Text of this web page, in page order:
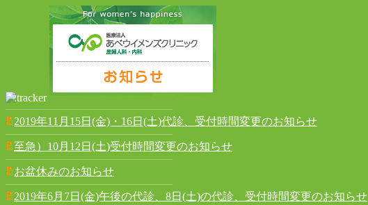
2019年11月15日(金)・16日(土)代診、受付時間変更のお知らせ
至急）10月12日(土)受付時間変更のお知らせ
お盆休みのお知らせ
2019年6月7日(金)午後の代診、8日(土)の代診、受付時間変更のお知らせ